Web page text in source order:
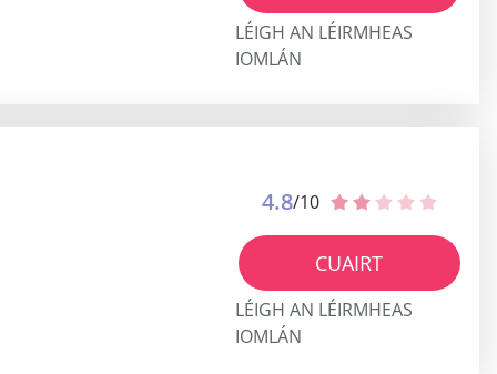
LÉIGH AN LÉIRMHEAS
IOMLÁN
4.8/10
CUAIRT
LÉIGH AN LÉIRMHEAS
IOMLÁN